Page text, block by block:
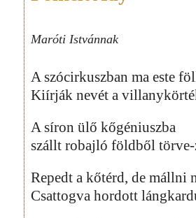
Maróti Istvánnak
A szócirkuszban ma este
Kiírják nevét a
A síron ülő kőgéniuszba
szállt robajló földből törve-
Repedt a kőtérd, de mállni
Csattogva hordott